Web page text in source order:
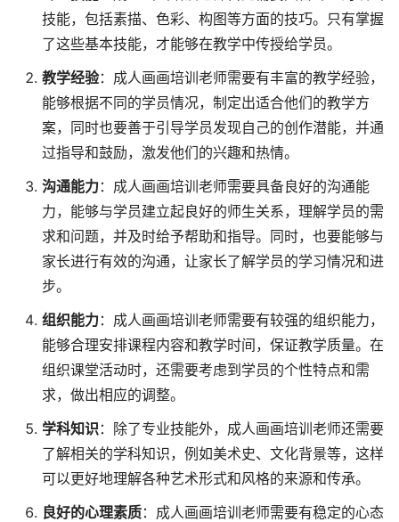
技能，包括素描、色彩、构图等方面的技巧。只有掌握
了这些基本技能，才能够在教学中传授给学员。
教学经验：成人画画培训老师需要有丰富的教学经验，
能够根据不同的学员情况，制定出适合他们的教学方
案，同时也要善于引导学员发现自己的创作潜能，并通
过指导和鼓励，激发他们的兴趣和热情。
沟通能力：成人画画培训老师需要具备良好的沟通能
力，能够与学员建立起良好的师生关系，理解学员的需
求和问题，并及时给予帮助和指导。同时，也要能够与
家长进行有效的沟通，让家长了解学员的学习情况和进
步。
组织能力：成人画画培训老师需要有较强的组织能力，
能够合理安排课程内容和教学时间，保证教学质量。在
组织课堂活动时，还需要考虑到学员的个性特点和需
求，做出相应的调整。
学科知识：除了专业技能外，成人画画培训老师还需要
了解相关的学科知识，例如美术史、文化背景等，这样
可以更好地理解各种艺术形式和风格的来源和传承。
良好的心理素质：成人画画培训老师需要有稳定的心态